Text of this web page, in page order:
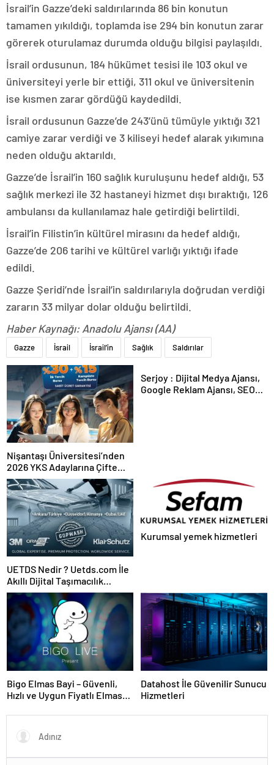
İsrail’in Gazze’deki saldırılarında 86 bin konutun
tamamen yıkıldığı, toplamda ise 294 bin konutun zarar
görerek oturulamaz durumda olduğu bilgisi paylaşıldı.
İsrail ordusunun, 184 hükümet tesisi ile 103 okul ve
üniversiteyi yerle bir ettiği, 311 okul ve üniversitenin
ise kısmen zarar gördüğü kaydedildi.
İsrail ordusunun Gazze’de 243’ünü tümüyle yıktığı 321
camiye zarar verdiği ve 3 kiliseyi hedef alarak yıkımına
neden olduğu aktarıldı.
Gazze’de İsrail’in 160 sağlık kuruluşunu hedef aldığı, 53
sağlık merkezi ile 32 hastaneyi hizmet dışı bıraktığı, 126
ambulansı da kullanılamaz hale getirdiği belirtildi.
İsrail’in Filistin’in kültürel mirasını da hedef aldığı,
Gazze’de 206 tarihi ve kültürel varlığı yıktığı ifade
edildi.
Gazze Şeridi’nde İsrail’in saldırılarıyla doğrudan verdiği
zararın 33 milyar dolar olduğu belirtildi.
Haber Kaynağı: Anadolu Ajansı (AA)
Gazze İsrail İsrail’in Sağlık Saldırılar
Nişantaşı Üniversitesi’nden
2026 YKS Adaylarına Çifte
Güvence: Sabit Ücret ve
Kesintisiz Burs
Serjoy : Dijital Medya Ajansı,
Google Reklam Ajansı, SEO
UETDS Nedir ? Uetds.com İle
Akıllı Dijital Taşımacılık
Yazılımı
Kurumsal yemek hizmetleri
Bigo Elmas Bayi – Güvenli,
Hızlı ve Uygun Fiyatlı Elmas
Datahost İle Güvenilir Sunucu
Hizmetleri